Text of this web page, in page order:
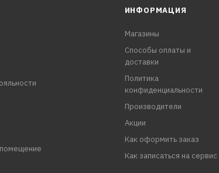
ИНФОРМАЦИЯ
Магазины
Способы оплаты и
доставки
Политика
конфиденциальности
Производители
Акции
Как оформить заказ
Как записаться на сервис